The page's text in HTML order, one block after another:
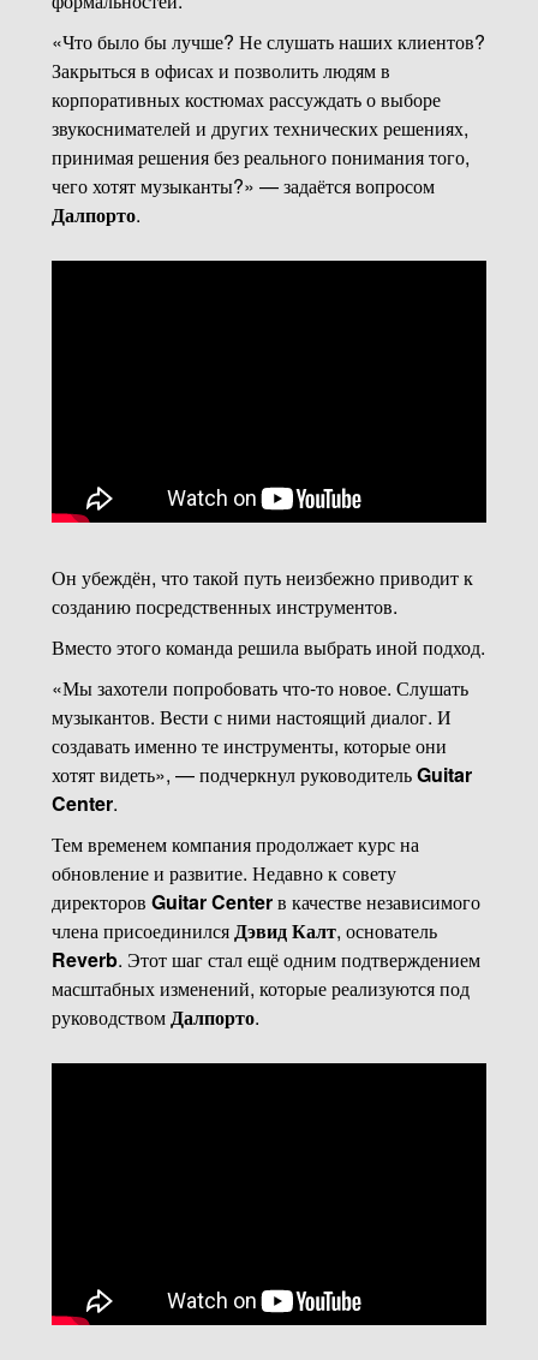
«Что было бы лучше? Не слушать наших клиентов?
Закрыться в офисах и позволить людям в
корпоративных костюмах рассуждать о выборе
звукоснимателей и других технических решениях,
принимая решения без реального понимания того,
чего хотят музыканты?» — задаётся вопросом
Далпорто.
Он убеждён, что такой путь неизбежно приводит к
созданию посредственных инструментов.
Вместо этого команда решила выбрать иной подход.
«Мы захотели попробовать что-то новое. Слушать
музыкантов. Вести с ними настоящий диалог. И
создавать именно те инструменты, которые они
хотят видеть», — подчеркнул руководительGuitar
Center.
Тем временем компания продолжает курс на
обновление и развитие. Недавно к совету
директоров Guitar Centerв качестве независимого
члена присоединилсяДэвид Калт, основатель
Reverb. Этот шаг стал ещё одним подтверждением
масштабных изменений, которые реализуются под
руководствомДалпорто.